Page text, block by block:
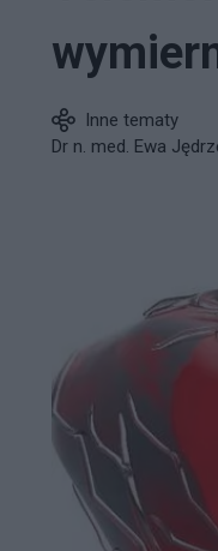
Inne tematy
Dr n. med. Ewa